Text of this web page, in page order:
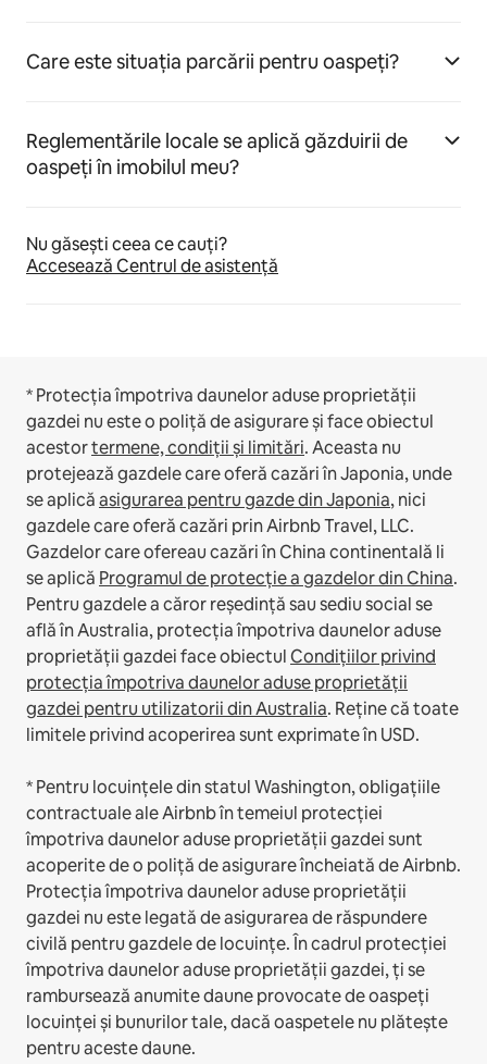
Care este situația parcării pentru oaspeți?
Reglementările locale se aplică găzduirii de
oaspeți în imobilul meu?
Nu găsești ceea ce cauți?
Accesează Centrul de asistență
* Protecția împotriva daunelor aduse proprietății
gazdei nu este o poliță de asigurare și face obiectul
acestortermene, condiții și limitări.Aceasta nu
protejează gazdele care oferă cazări în Japonia, unde
se aplicăasigurarea pentru gazde din Japonia, nici
gazdele care oferă cazări prin Airbnb Travel, LLC.
Gazdelor care ofereau cazări în China continentală li
se aplică Programul de protecție a gazdelor din China.
Pentru gazdele a căror reședință sau sediu social se
află în Australia, protecția împotriva daunelor aduse
proprietății gazdei face obiectulCondițiilor privind
protecția împotriva daunelor aduse proprietății
gazdei pentru utilizatorii din Australia. Reține că toate
limitele privind acoperirea sunt exprimate în USD.
* Pentru locuințele din statul Washington, obligațiile
contractuale ale Airbnb în temeiul protecției
împotriva daunelor aduse proprietății gazdei sunt
acoperite de o poliță de asigurare încheiată de Airbnb.
Protecția împotriva daunelor aduse proprietății
gazdei nu este legată de asigurarea de răspundere
civilă pentru gazdele de locuințe. În cadrul protecției
împotriva daunelor aduse proprietății gazdei, ți se
rambursează anumite daune provocate de oaspeți
locuinței și bunurilor tale, dacă oaspetele nu plătește
pentru aceste daune.